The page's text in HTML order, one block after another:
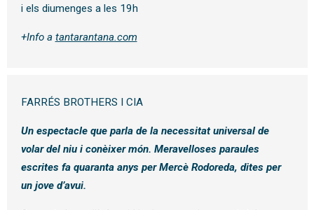
i els diumenges a les 19h
+Info a tantarantana.com
FARRÉS BROTHERS I CIA
Un espectacle que parla de la necessitat universal de
volar del niu i conèixer món. Meravelloses paraules
escrites fa quaranta anys per Mercè Rodoreda, dites per
un jove d’avui.